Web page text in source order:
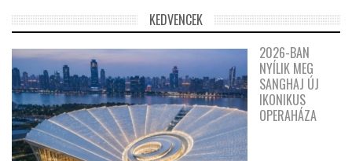
KEDVENCEK
2026-BAN
NYÍLIK MEG
SANGHAJ ÚJ
IKONIKUS
OPERAHÁZA